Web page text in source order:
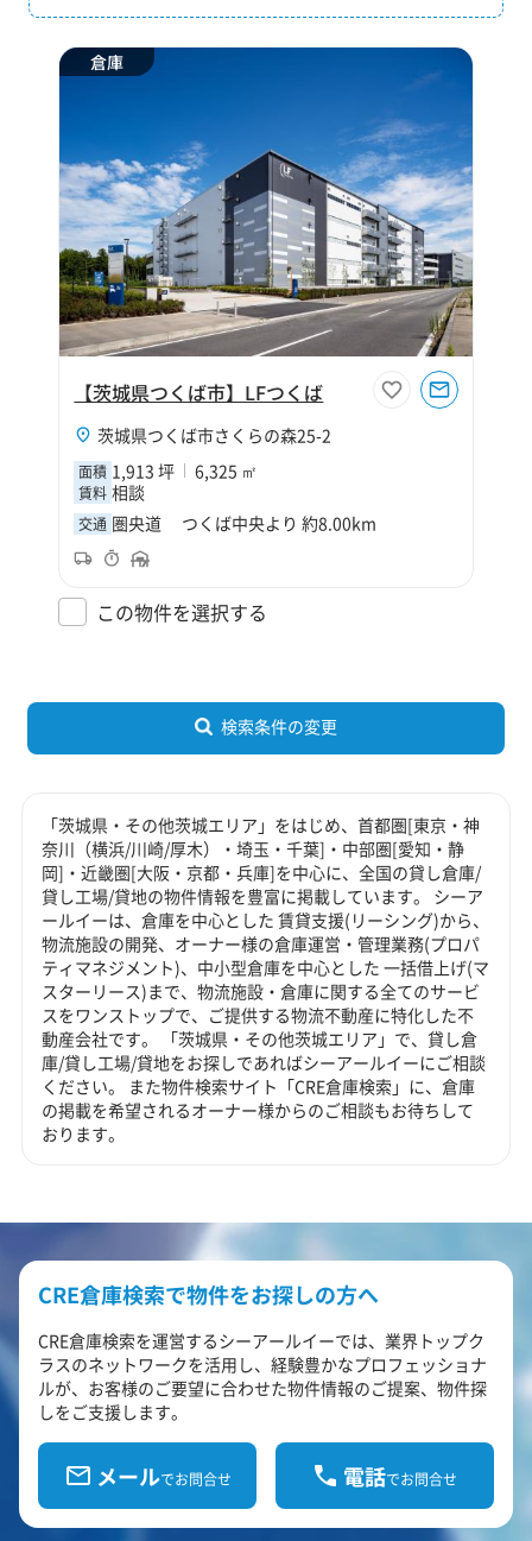
倉庫
【茨城県つくば市】LFつくば
茨城県つくば市さくらの森25-2
面積 1,913 坪 6,325 ㎡
賃料 相談
交通 圏央道 つくば中央より 約8.00km
この物件を選択する
検索条件の変更
「茨城県・その他茨城エリア」をはじめ、首都圏[東京・神
奈川（横浜/川崎/厚木）・埼玉・千葉]・中部圏[愛知・静
岡]・近畿圏[大阪・京都・兵庫]を中心に、全国の貸し倉庫/
貸し工場/貸地の物件情報を豊富に掲載しています。 シーア
ールイーは、倉庫を中心とした 賃貸支援(リーシング)から、
物流施設の開発、オーナー様の倉庫運営・管理業務(プロパ
ティマネジメント)、中小型倉庫を中心とした 一括借上げ(マ
スターリース)まで、物流施設・倉庫に関する全てのサービ
スをワンストップで、ご提供する物流不動産に特化した不
動産会社です。 「茨城県・その他茨城エリア」で、貸し倉
庫/貸し工場/貸地をお探しであればシーアールイーにご相談
ください。 また物件検索サイト「CRE倉庫検索」に、倉庫
の掲載を希望されるオーナー様からのご相談もお待ちして
おります。
CRE倉庫検索で物件をお探しの方へ
CRE倉庫検索を運営するシーアールイーでは、業界トップク
ラスのネットワークを活用し、経験豊かなプロフェッショナ
ルが、お客様のご要望に合わせた物件情報のご提案、物件探
しをご支援します。
メールでお問合せ 電話でお問合せ